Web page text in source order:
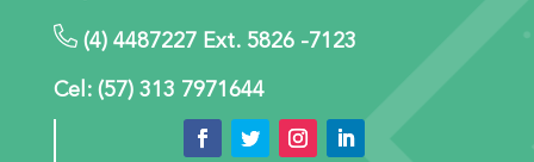
(4) 4487227 Ext. 5826 -7123
Cel: (57) 313 7971644